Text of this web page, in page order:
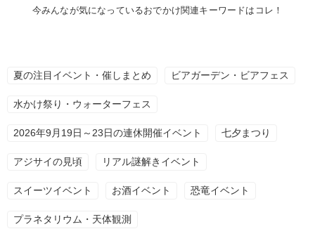
今みんなが気になっているおでかけ関連キーワードはコレ！
夏の注目イベント・催しまとめ ビアガーデン・ビアフェス
水かけ祭り・ウォーターフェス
2026年9月19日～23日の連休開催イベント 七夕まつり
アジサイの見頃 リアル謎解きイベント
スイーツイベント お酒イベント 恐竜イベント
プラネタリウム・天体観測